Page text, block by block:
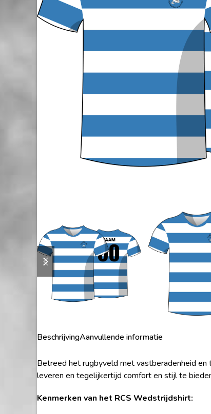
previous
slide
next
slide
BeschrijvingAanvullende informatie
Betreed het rugbyveld met vastberadenheid
leveren en tegelijkertijd comfort en stijl te
Kenmerken van het RCS Wedstrijdshirt: